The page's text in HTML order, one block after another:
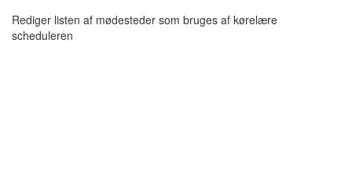
Rediger listen af mødesteder som bruges af kørelære
scheduleren